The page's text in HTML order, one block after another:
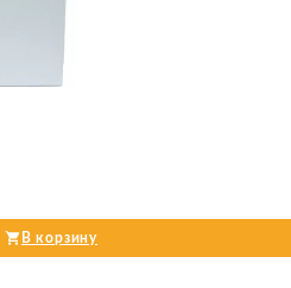
В корзину